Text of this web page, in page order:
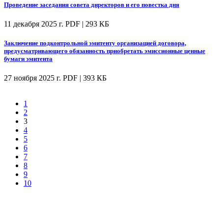
Проведение заседания совета директоров и его повестка дня
11 декабря 2025 г. PDF | 293 КБ
Заключение подконтрольной эмитенту организацией договора,
предусматривающего обязанность приобретать эмиссионные ценные
бумаги эмитента
27 ноября 2025 г. PDF | 393 КБ
1
2
3
4
5
6
7
8
9
10